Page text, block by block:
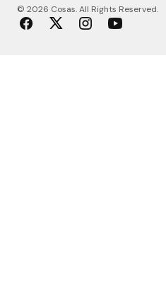
© 2026 Cosas. All Rights Reserved.